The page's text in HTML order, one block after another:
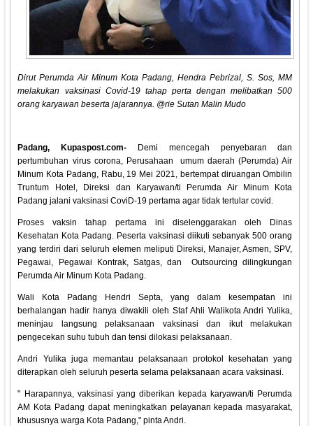
Dirut Perumda Air Minum Kota Padang, Hendra Pebrizal, S. Sos, MM
melakukan vaksinasi Covid-19 tahap perta dengan melibatkan 500
orang karyawan beserta jajarannya. @rie Sutan Malin Mudo
Padang, Kupaspost.com- Demi mencegah penyebaran dan
pertumbuhan virus corona, Perusahaan umum daerah (Perumda) Air
Minum Kota Padang, Rabu, 19 Mei 2021, bertempat diruangan Ombilin
Truntum Hotel, Direksi dan Karyawan/ti Perumda Air Minum Kota
Padang jalani vaksinasi CoviD-19 pertama agar tidak tertular covid.
Proses vaksin tahap pertama ini diselenggarakan oleh Dinas
Kesehatan Kota Padang. Peserta vaksinasi diikuti sebanyak 500 orang
yang terdiri dari seluruh elemen meliputi Direksi, Manajer, Asmen, SPV,
Pegawai, Pegawai Kontrak, Satgas, dan Outsourcing dilingkungan
Perumda Air Minum Kota Padang.
Wali Kota Padang Hendri Septa, yang dalam kesempatan ini
berhalangan hadir hanya diwakili oleh Staf Ahli Walikota Andri Yulika,
meninjau langsung pelaksanaan vaksinasi dan ikut melakukan
pengecekan suhu tubuh dan tensi dilokasi pelaksanaan.
Andri Yulika juga memantau pelaksanaan protokol kesehatan yang
diterapkan oleh seluruh peserta selama pelaksanaan acara vaksinasi.
" Harapannya, vaksinasi yang diberikan kepada karyawan/ti Perumda
AM Kota Padang dapat meningkatkan pelayanan kepada masyarakat,
khususnya warga Kota Padang," pinta Andri.